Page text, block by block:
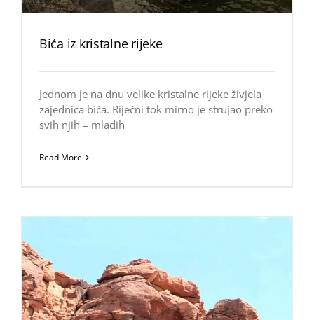
Bića iz kristalne rijeke
Jednom je na dnu velike kristalne rijeke živjela
zajednica bića. Riječni tok mirno je strujao preko
svih njih – mladih
Read More